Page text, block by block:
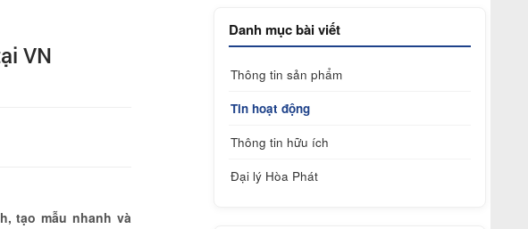
VN
tạo mẫu nhanh và
Danh mục bài viết
Thông tin sản phẩm
Tin hoạt động
Thông tin hữu ích
Đại lý Hòa Phát